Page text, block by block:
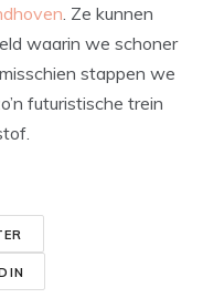
. Ze kunnen
waarin we schoner
stappen we
futuristische trein